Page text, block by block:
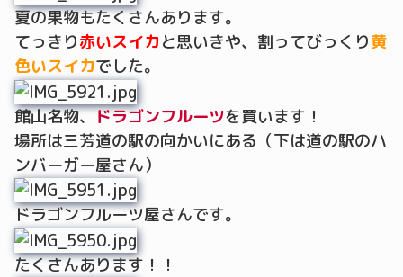
夏の果物もたくさんあります。
てっきり赤いスイカと思いきや、割ってびっくり黄
色いスイカでした。
館山名物、ドラゴンフルーツを買います！
場所は三芳道の駅の向かいにある（下は道の駅のハ
ンバーガー屋さん）
ドラゴンフルーツ屋さんです。
たくさんあります！！